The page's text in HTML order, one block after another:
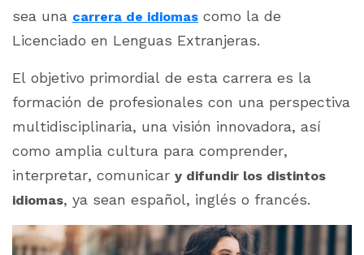
sea una carrera de idiomas como la de
Licenciado en Lenguas Extranjeras.
El objetivo primordial de esta carrera es la
formación de profesionales con una perspectiva
multidisciplinaria, una visión innovadora, así
como amplia cultura para comprender,
interpretar, comunicar y difundir los distintos
idiomas, ya sean español, inglés o francés.